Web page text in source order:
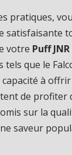
pratiques,
satisfaisante
votre Puff JNR
que le
à offrir
de profiter
sur la
saveur